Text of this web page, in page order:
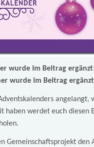
wurde im Beitrag
wurde im Beitrag
angelangt,
werdet euch diesen
Gemeinschaftsprojekt den